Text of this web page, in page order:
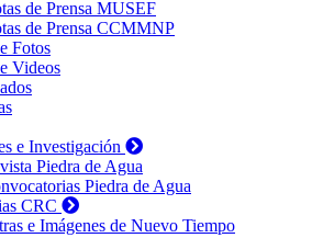
de Prensa MUSEF
de Prensa CCMMNP
Fotos
Videos
e Investigación
Piedra de Agua
Piedra de Agua
CRC
e Imágenes de Nuevo Tiempo